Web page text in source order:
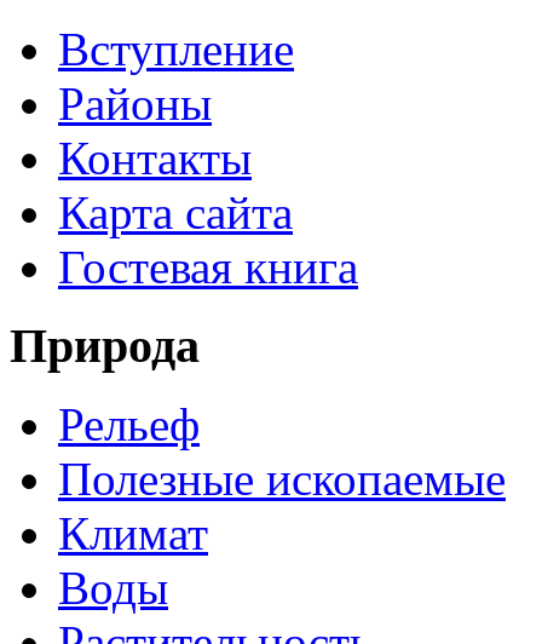
Вступление
Районы
Контакты
Карта сайта
Гостевая книга
Природа
Рельеф
Полезные ископаемые
Климат
Воды